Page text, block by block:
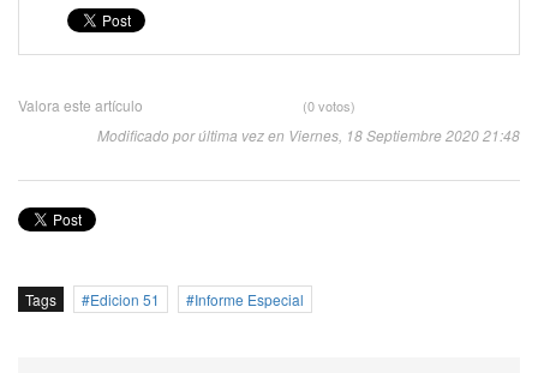
Valora este artículo (0 votos)
Modificado por última vez en Viernes, 18 Septiembre 2020 21:48
Tags Edicion 51 Informe Especial